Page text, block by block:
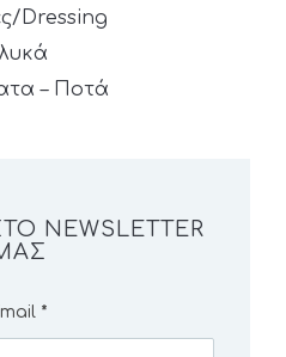
Dressing
– Ποτά
NEWSLETTER
*